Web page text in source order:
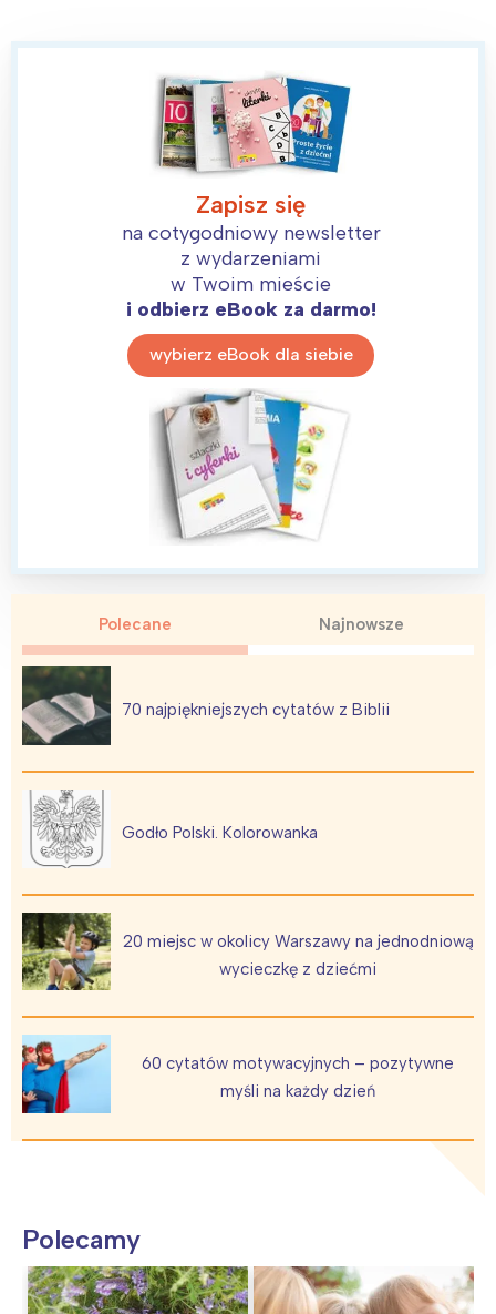
Zapisz się
na cotygodniowy newsletter
z wydarzeniami
w Twoim mieście
i odbierz eBook za darmo!
wybierz eBook dla siebie
Polecane Najnowsze
70 najpiękniejszych cytatów z Biblii
Godło Polski. Kolorowanka
20 miejsc w okolicy Warszawy na jednodniową
wycieczkę z dziećmi
60 cytatów motywacyjnych – pozytywne
myśli na każdy dzień
Polecamy